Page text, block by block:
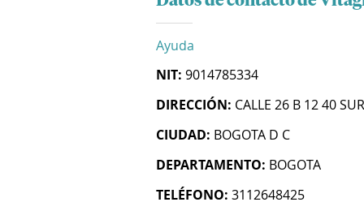
Ayuda
NIT: 9014785334
DIRECCIÓN: CALLE 26 B 12 40
CIUDAD: BOGOTA D C
DEPARTAMENTO: BOGOTA
TELÉFONO: 3112648425